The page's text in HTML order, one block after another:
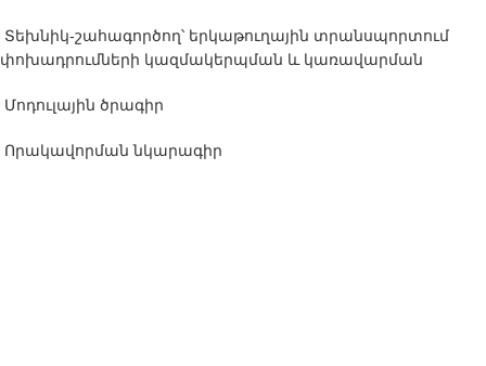
Տեխնիկ-շահագործող՝ երկաթուղային տրանսպորտում
փոխադրումների կազմակերպման և կառավարման
Մոդուլային ծրագիր
Որակավորման նկարագիր